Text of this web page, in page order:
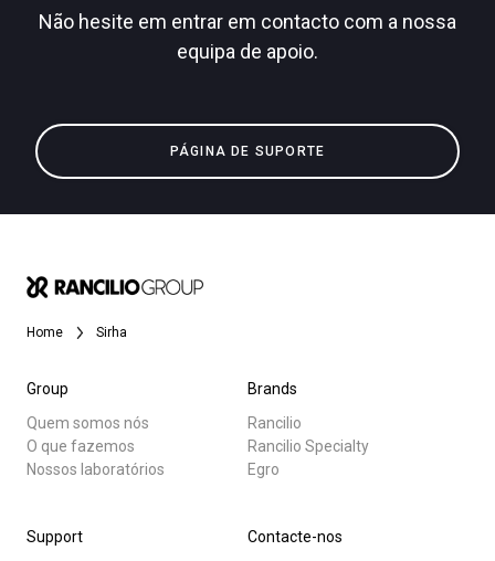
Não hesite em entrar em contacto com a nossa
equipa de apoio.
PÁGINA DE SUPORTE
Home Sirha
Group
Quem somos nós
O que fazemos
Nossos laboratórios
Brands
Rancilio
Rancilio Specialty
Egro
Support
Contacte-nos
Notícias